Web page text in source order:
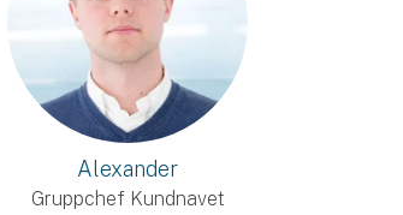
Alexander
Gruppchef Kundnavet